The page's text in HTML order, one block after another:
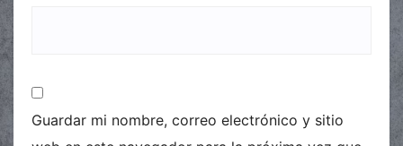
Guardar mi nombre, correo electrónico y sitio